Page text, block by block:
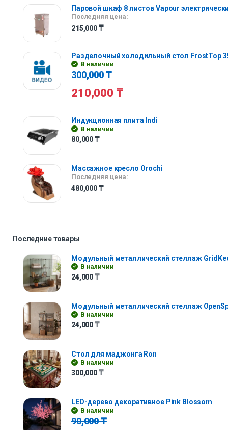
Паровой шкаф 8 листов Vapour
Последняя цена:
215,000 ₸
Разделочный холодильный стол FrostTop
В наличии
300,000₸
210,000 ₸
Индукционная плита Indi
В наличии
80,000 ₸
Массажное кресло Orochi
Последняя цена:
480,000 ₸
Последние товары
Модульный металлический стеллаж
В наличии
24,000 ₸
Модульный металлический стеллаж
В наличии
24,000 ₸
Стол для маджонга Ron
В наличии
300,000 ₸
LED-дерево декоративное Pink Blossom
В наличии
90,000₸